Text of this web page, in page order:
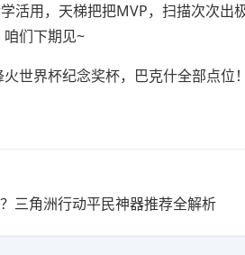
活用，天梯把把MVP，扫描次次
们下期见~
世界杯纪念奖杯，巴克什全部点位
三角洲行动平民神器推荐全解析